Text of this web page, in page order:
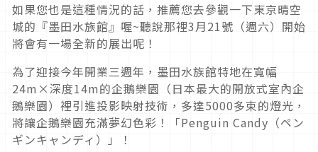
如果您也是這種情況的話，推薦您去參觀一下東京晴空
城的『墨田水族館』喔~聽說那裡3月21號（週六）開始
將會有一場全新的展出呢！
為了迎接今年開業三週年，墨田水族館特地在寬幅
24m×深度14m的企鵝樂園（日本最大的開放式室內企
鵝樂園）裡引進投影映射技術，多達5000多束的燈光，
將讓企鵝樂園充滿夢幻色彩！「Penguin Candy（ペン
ギンキャンディ）」！